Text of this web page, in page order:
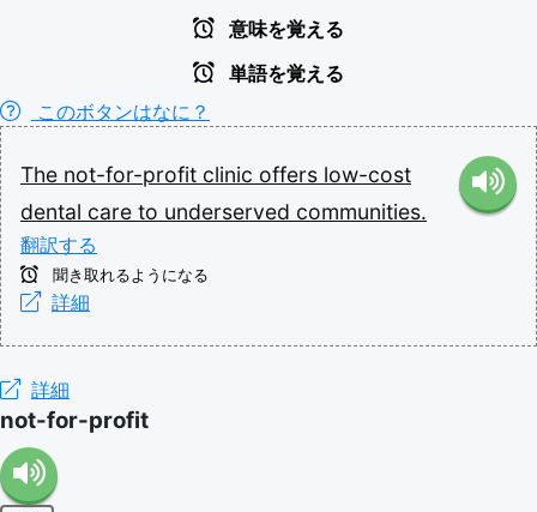
意味を覚える
単語を覚える
このボタンはなに？
The not-for-profit clinic offers low-cost
dental care to underserved communities.
翻訳する
聞き取れるようになる
詳細
詳細
not-for-profit